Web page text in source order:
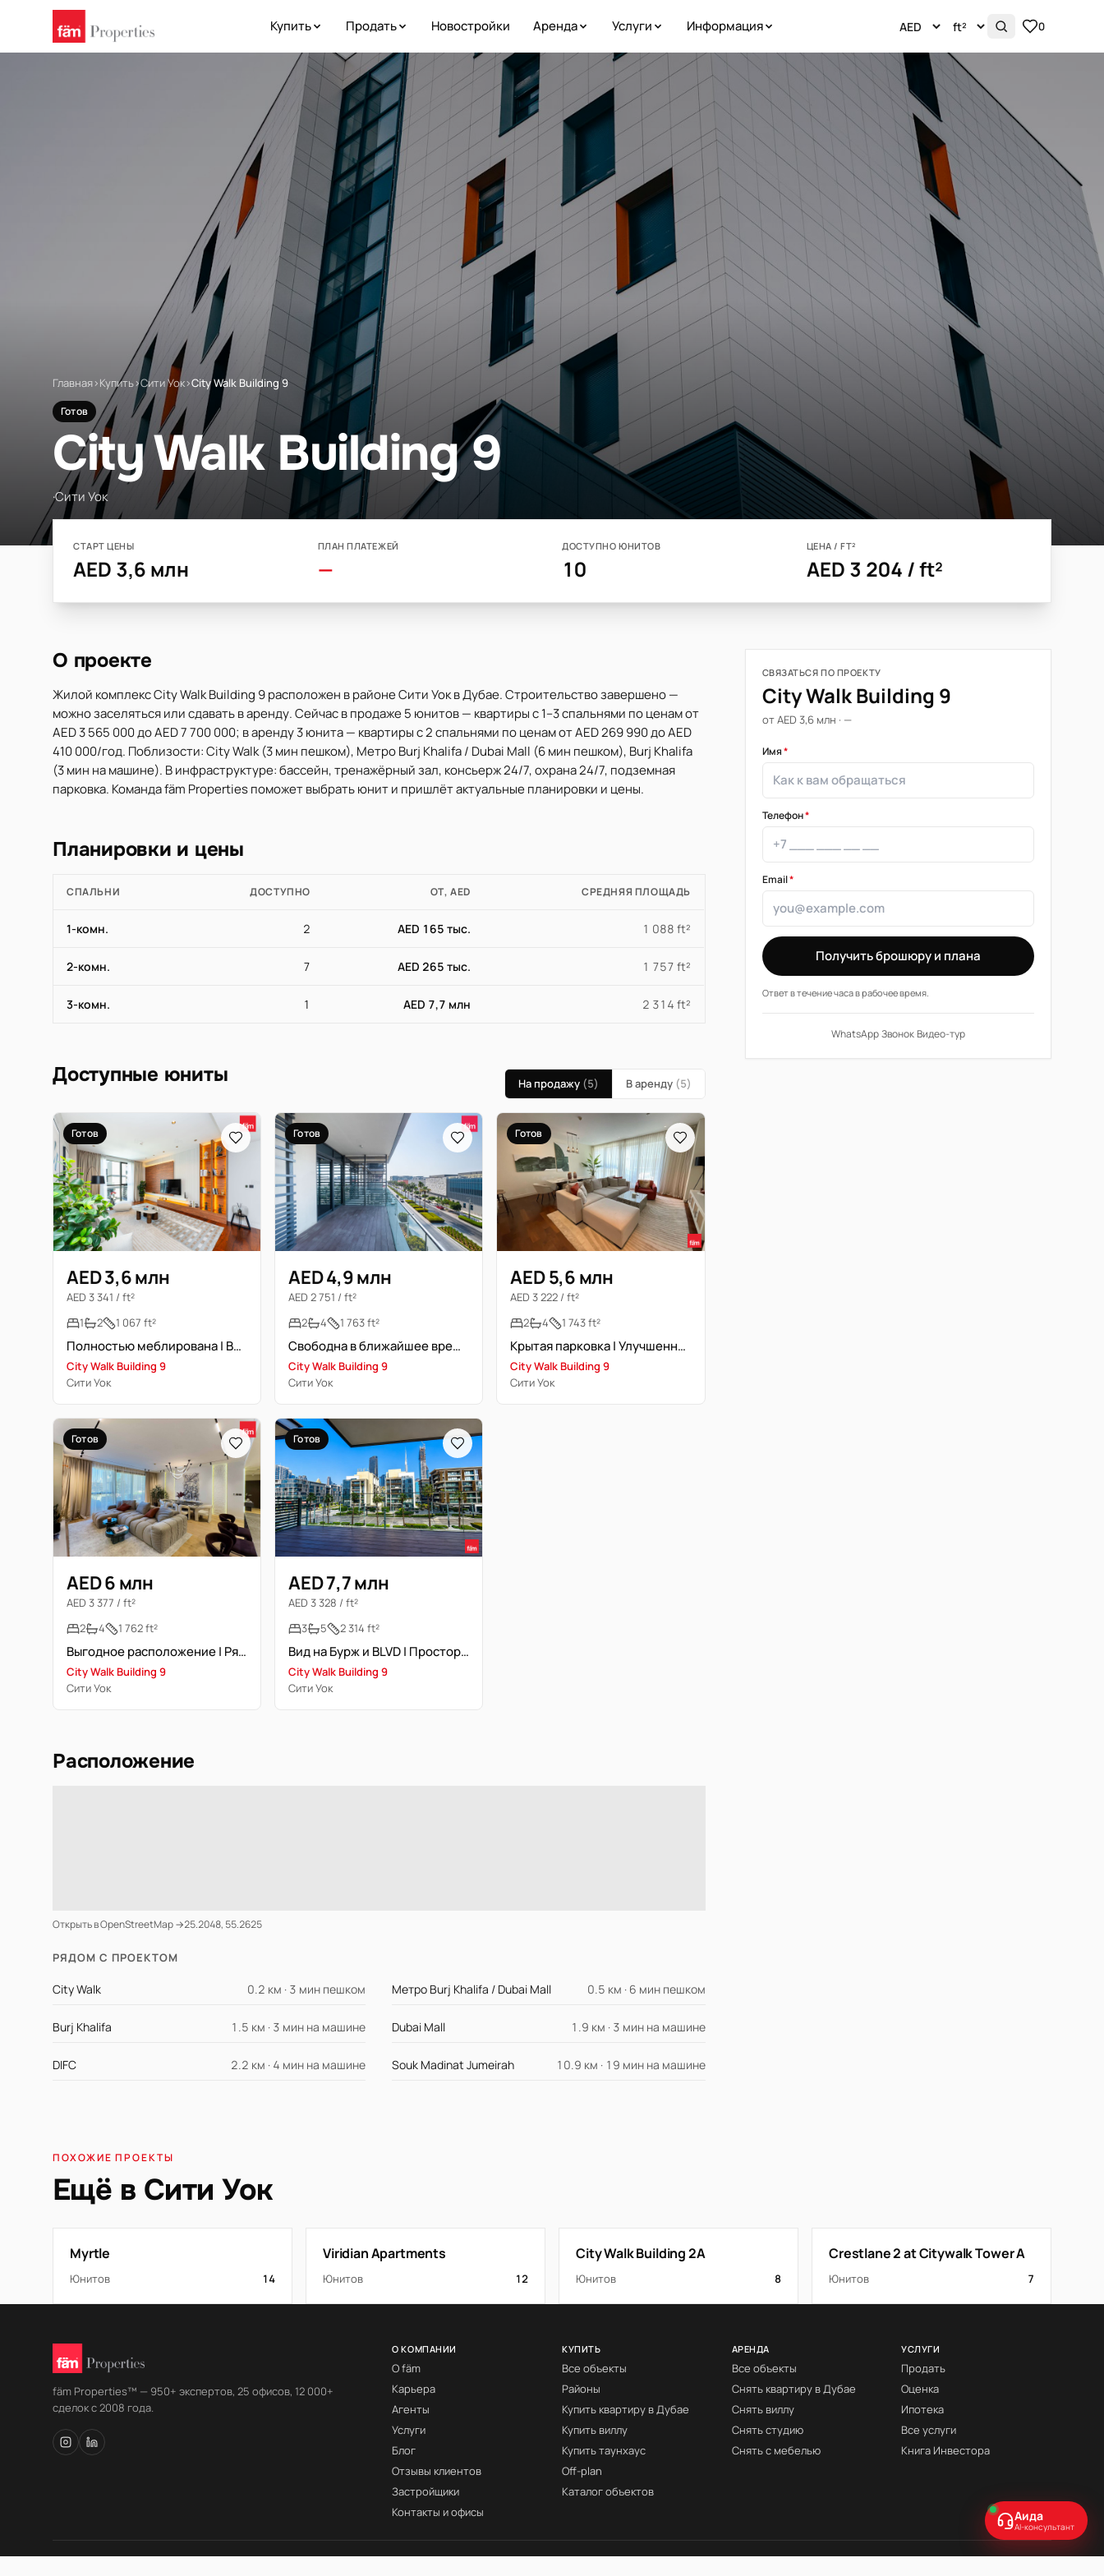
Купить Продать Новостройки Аренда Услуги Информация 0
Главная›Купить›Сити Уок›City Walk Building 9
Готов
City Walk Building 9
·Сити Уок
СТАРТ ЦЕНЫ
AED 3,6 млн
ПЛАН ПЛАТЕЖЕЙ
—
ДОСТУПНО ЮНИТОВ
10
ЦЕНА / FT²
AED 3 204 / ft²
О проекте
Жилой комплекс City Walk Building 9 расположен в районе Сити Уок в Дубае. Строительство завершено —
можно заселяться или сдавать в аренду. Сейчас в продаже 5 юнитов — квартиры с 1–3 спальнями по ценам от
AED 3 565 000 до AED 7 700 000; в аренду 3 юнита — квартиры с 2 спальнями по ценам от AED 269 990 до AED
410 000/год. Поблизости: City Walk (3 мин пешком), Метро Burj Khalifa / Dubai Mall (6 мин пешком), Burj Khalifa
(3 мин на машине). В инфраструктуре: бассейн, тренажёрный зал, консьерж 24/7, охрана 24/7, подземная
парковка. Команда fäm Properties поможет выбрать юнит и пришлёт актуальные планировки и цены.
Планировки и цены
СПАЛЬНИ ДОСТУПНО ОТ, AED СРЕДНЯЯ ПЛОЩАДЬ
1-комн. 2 AED 165 тыс. 1 088 ft²
2-комн. 7 AED 265 тыс. 1 757 ft²
3-комн. 1 AED 7,7 млн 2 314 ft²
Доступные юниты На продажу (5) В аренду (5)
Готов
AED 3,6 млн
AED 3 341 / ft²
1
2 1 067 ft²
Полностью меблирована | Высокий этаж | Улучшенная отделка
City Walk Building 9
Сити Уок
Готов
AED 4,9 млн
AED 2 751 / ft²
2
4 1 763 ft²
Свободна в ближайшее время | Вид на бульвар
City Walk Building 9
Сити Уок
Готов
AED 5,6 млн
AED 3 222 / ft²
2
4 1 743 ft²
Крытая парковка | Улучшенная 2br+комната для прислуги | Вид на бассейн
City Walk Building 9
Сити Уок
Готов
AED 6 млн
AED 3 377 / ft²
2
4 1 762 ft²
Выгодное расположение | Рядом с молом | Частичный вид на Бурж Халифа
City Walk Building 9
Сити Уок
Готов
AED 7,7 млн
AED 3 328 / ft²
3
5 2 314 ft²
Вид на Бурж и BLVD | Просторная 3б+комната для прислуги | Свободна
City Walk Building 9
Сити Уок
Расположение
Открыть в OpenStreetMap →25.2048, 55.2625
РЯДОМ С ПРОЕКТОМ
City Walk 0.2 км · 3 мин пешком Метро Burj Khalifa / Dubai Mall 0.5 км · 6 мин пешком
Burj Khalifa 1.5 км · 3 мин на машине Dubai Mall 1.9 км · 3 мин на машине
DIFC 2.2 км · 4 мин на машине Souk Madinat Jumeirah 10.9 км · 19 мин на машине
СВЯЗАТЬСЯ ПО ПРОЕКТУ
City Walk Building 9
от AED 3,6 млн · —
Имя*
Телефон*
Email*
Получить брошюру и плана
Ответ в течение часа в рабочее время.
WhatsApp·Звонок·Видео-тур
ПОХОЖИЕ ПРОЕКТЫ
Ещё в Сити Уок
Myrtle
Юнитов 14
Viridian Apartments
Юнитов 12
City Walk Building 2A
Юнитов 8
Crestlane 2 at Citywalk Tower A
Юнитов 7
Аида
AI-консультант
fäm Properties™ — 950+ экспертов, 25 офисов, 12 000+
сделок с 2008 года.
О КОМПАНИИ
О fäm
Карьера
Агенты
Услуги
Блог
Отзывы клиентов
Застройщики
Контакты и офисы
КУПИТЬ
Все объекты
Районы
Купить квартиру в Дубае
Купить виллу
Купить таунхаус
Off-plan
Каталог объектов
АРЕНДА
Все объекты
Снять квартиру в Дубае
Снять виллу
Снять студию
Снять с мебелью
УСЛУГИ
Продать
Оценка
Ипотека
Все услуги
Книга Инвестора